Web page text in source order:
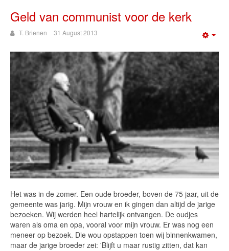
Geld van communist voor de kerk
T. Brienen 31 August 2013
Het was in de zomer. Een oude broeder, boven de 75 jaar, uit de
gemeente was jarig. Mijn vrouw en ik gingen dan altijd de jarige
bezoeken. Wij werden heel hartelijk ontvangen. De oudjes
waren als oma en opa, vooral voor mijn vrouw. Er was nog een
meneer op bezoek. Die wou opstappen toen wij binnenkwamen,
maar de jarige broeder zei: 'Blijft u maar rustig zitten, dat kan